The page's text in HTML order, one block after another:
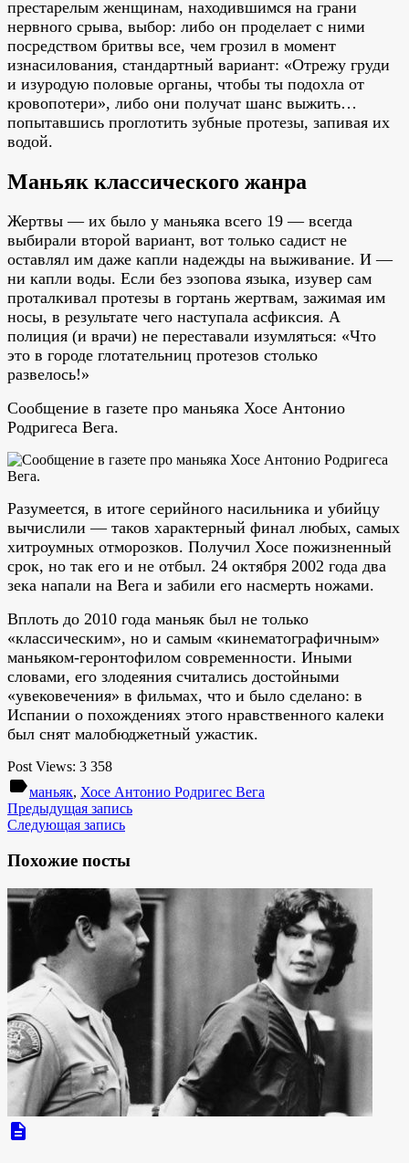
престарелым женщинам, находившимся на грани
нервного срыва, выбор: либо он проделает с ними
посредством бритвы все, чем грозил в момент
изнасилования, стандартный вариант: «Отрежу груди
и изуродую половые органы, чтобы ты подохла от
кровопотери», либо они получат шанс выжить…
попытавшись проглотить зубные протезы, запивая их
водой.
Маньяк классического жанра
Жертвы — их было у маньяка всего 19 — всегда
выбирали второй вариант, вот только садист не
оставлял им даже капли надежды на выживание. И —
ни капли воды. Если без эзопова языка, изувер сам
проталкивал протезы в гортань жертвам, зажимая им
носы, в результате чего наступала асфиксия. А
полиция (и врачи) не переставали изумляться: «Что
это в городе глотательниц протезов столько
развелось!»
Сообщение в газете про маньяка Хосе Антонио
Родригеса Вега.
Разумеется, в итоге серийного насильника и убийцу
вычислили — таков характерный финал любых, самых
хитроумных отморозков. Получил Хосе пожизненный
срок, но так его и не отбыл. 24 октября 2002 года два
зека напали на Вега и забили его насмерть ножами.
Вплоть до 2010 года маньяк был не только
«классическим», но и самым «кинематографичным»
маньяком-геронтофилом современности. Иными
словами, его злодеяния считались достойными
«увековечения» в фильмах, что и было сделано: в
Испании о похождениях этого нравственного калеки
был снят малобюджетный ужастик.
Post Views: 3 358
labelманьяк, Хосе Антонио Родригес Вега
Предыдущая запись
Следующая запись
Похожие посты
description